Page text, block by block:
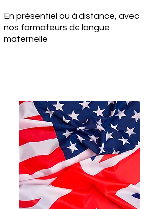
En présentiel ou à distance, avec
nos formateurs de langue
maternelle